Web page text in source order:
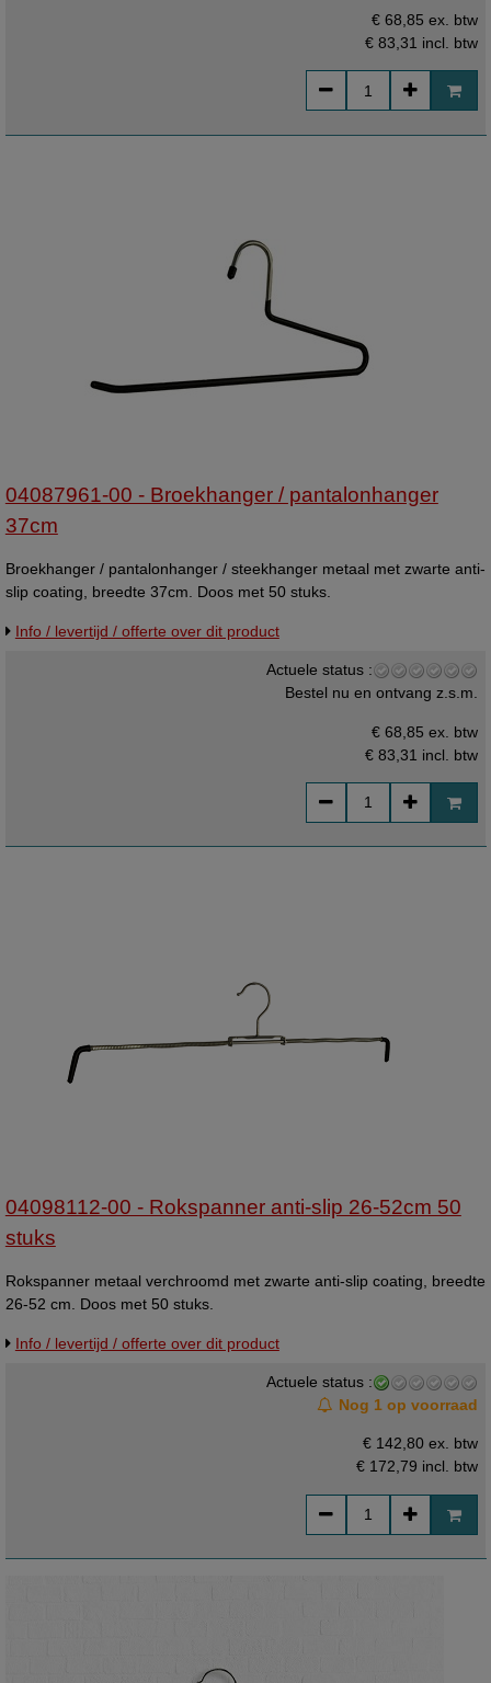
€ 68,85 ex. btw
€ 83,31 incl. btw
04087961-00 - Broekhanger / pantalonhanger
37cm
Broekhanger / pantalonhanger / steekhanger metaal met zwarte anti-
slip coating, breedte 37cm. Doos met 50 stuks.
Info / levertijd / offerte over dit product
Actuele status :
Bestel nu en ontvang z.s.m.
€ 68,85 ex. btw
€ 83,31 incl. btw
04098112-00 - Rokspanner anti-slip 26-52cm 50
stuks
Rokspanner metaal verchroomd met zwarte anti-slip coating, breedte
26-52 cm. Doos met 50 stuks.
Info / levertijd / offerte over dit product
Actuele status :
Nog 1 op voorraad
€ 142,80 ex. btw
€ 172,79 incl. btw